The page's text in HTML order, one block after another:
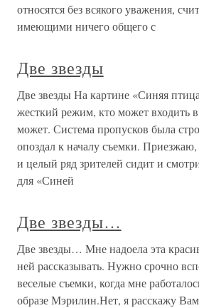
относятся без всякого уважения,
имеющими ничего общего с
Две звезды
Две звезды На картине «Синяя
жесткий режим, кто может входить
может. Система пропусков была
опоздал к началу съемки. Приезжаю,
и целый ряд зрителей сидит и
для «Синей
Две звезды…
Две звезды… Мне надоела эта
ней рассказывать. Нужно срочно
веселые съемки, когда мне
образе Мэрилин.Нет, я расскажу